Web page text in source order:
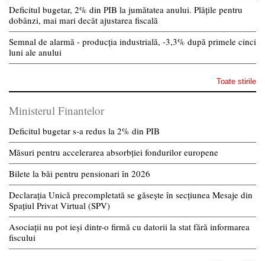
Deficitul bugetar, 2% din PIB la jumătatea anului. Plățile pentru
dobânzi, mai mari decât ajustarea fiscală
Semnal de alarmă - producția industrială, -3,3% după primele cinci
luni ale anului
Toate stirile
Ministerul Finantelor
Deficitul bugetar s-a redus la 2% din PIB
Măsuri pentru accelerarea absorbției fondurilor europene
Bilete la băi pentru pensionari în 2026
Declarația Unică precompletată se găsește în secțiunea Mesaje din
Spațiul Privat Virtual (SPV)
Asociații nu pot ieși dintr-o firmă cu datorii la stat fără informarea
fiscului